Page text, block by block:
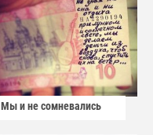
Мы и не сомневались